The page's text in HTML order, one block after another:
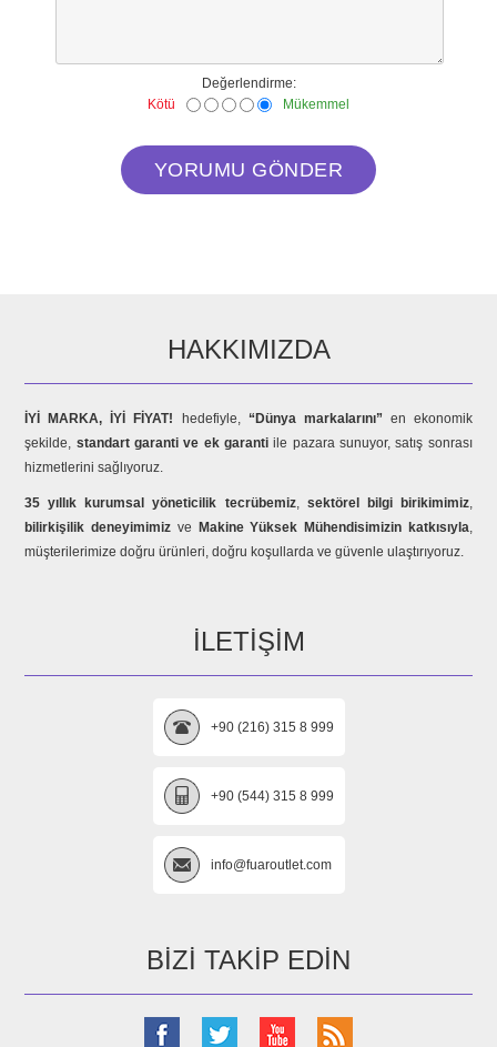
Değerlendirme:
Kötü
Mükemmel
HAKKIMIZDA
İYİ MARKA, İYİ FİYAT! hedefiyle, “Dünya markalarını” en ekonomik
şekilde, standart garanti ve ek garanti ile pazara sunuyor, satış sonrası
hizmetlerini sağlıyoruz.
35 yıllık kurumsal yöneticilik tecrübemiz, sektörel bilgi birikimimiz,
bilirkişilik deneyimimiz ve Makine Yüksek Mühendisimizin katkısıyla,
müşterilerimize doğru ürünleri, doğru koşullarda ve güvenle ulaştırıyoruz.
İLETIŞIM
+90 (216) 315 8 999
+90 (544) 315 8 999
info@fuaroutlet.com
BIZI TAKIP EDIN